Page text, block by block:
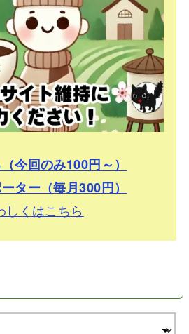
今回のみ100円～）
ター（毎月300円）
しくはこちら